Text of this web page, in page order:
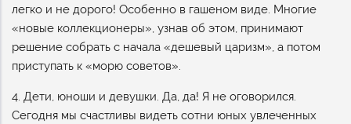
легко и не дорого! Особенно в гашеном виде. Многие
«новые коллекционеры», узнав об этом, принимают
решение собрать с начала «дешевый царизм», а потом
приступать к «морю советов».
4. Дети, юноши и девушки. Да, да! Я не оговорился.
Сегодня мы счастливы видеть сотни юных увлеченных